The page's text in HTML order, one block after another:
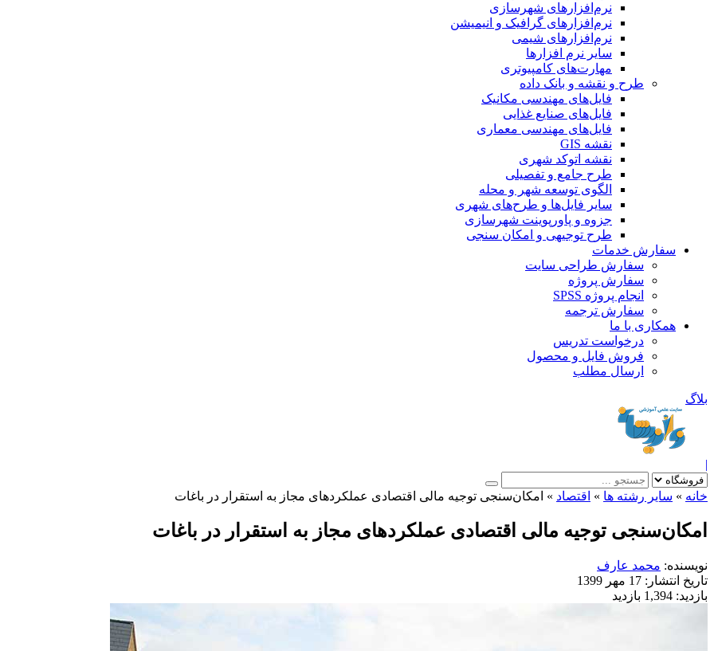
نرم‌افزارهای شهرسازی
نرم‌افزارهای گرافیک و انیمیشن
نرم‌افزارهای شیمی
سایر نرم افزارها
مهارت‌های کامپیوتری
طرح و نقشه و بانک داده
فایل‌های مهندسی مکانیک
فایل‌های صنایع غذایی
فایل‌های مهندسی معماری
نقشه GIS
نقشه اتوکد شهری
طرح جامع و تفصیلی
الگوی توسعه شهر و محله
سایر فایل‌ها و طرح‌های شهری
جزوه و پاورپوینت شهرسازی
طرح توجیهی و امکان سنجی
سفارش خدمات
سفارش طراحی سایت
سفارش پروژه
انجام پروژه SPSS
سفارش ترجمه
همکاری با ما
درخواست تدریس
فروش فایل و محصول
ارسال مطلب
بلاگ
|
خانه » سایر رشته ها » اقتصاد » امکان‌سنجی توجیه مالی اقتصادی عملکردهای مجاز به استقرار در باغات
امکان‌سنجی توجیه مالی اقتصادی عملکردهای مجاز به استقرار در باغات
نویسنده: محمد عارف
تاریخ انتشار: 17 مهر 1399
بازدید: 1,394 بازدید